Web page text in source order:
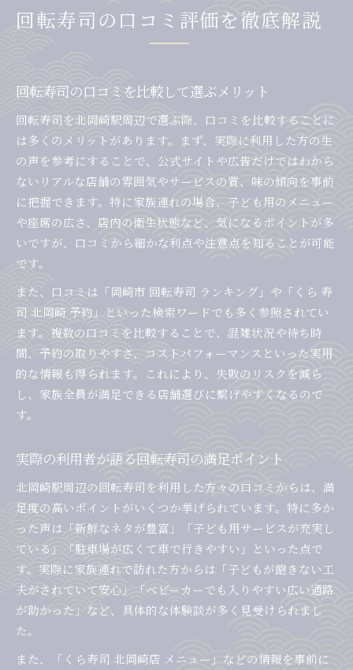
回転寿司の口コミ評価を徹底解説
回転寿司の口コミを比較して選ぶメリット
回転寿司を北岡崎駅周辺で選ぶ際、口コミを比較することに
は多くのメリットがあります。まず、実際に利用した方の生
の声を参考にすることで、公式サイトや広告だけではわから
ないリアルな店舗の雰囲気やサービスの質、味の傾向を事前
に把握できます。特に家族連れの場合、子ども用のメニュー
や座席の広さ、店内の衛生状態など、気になるポイントが多
いですが、口コミから細かな利点や注意点を知ることが可能
です。
また、口コミは「岡崎市 回転寿司 ランキング」や「くら 寿
司 北岡崎 予約」といった検索ワードでも多く参照されてい
ます。複数の口コミを比較することで、混雑状況や待ち時
間、予約の取りやすさ、コストパフォーマンスといった実用
的な情報も得られます。これにより、失敗のリスクを減ら
し、家族全員が満足できる店舗選びに繋げやすくなるので
す。
実際の利用者が語る回転寿司の満足ポイント
北岡崎駅周辺の回転寿司を利用した方々の口コミからは、満
足度の高いポイントがいくつか挙げられています。特に多か
った声は「新鮮なネタが豊富」「子ども用サービスが充実し
ている」「駐車場が広くて車で行きやすい」といった点で
す。実際に家族連れで訪れた方からは「子どもが飽きない工
夫がされていて安心」「ベビーカーでも入りやすい広い通路
が助かった」など、具体的な体験談が多く見受けられまし
た。
また、「くら寿司 北岡崎店 メニュー」などの情報を事前に